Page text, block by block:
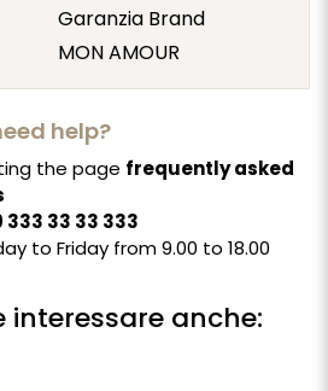
Garanzia Brand
MON AMOUR
help?
the page frequently asked
333 33 33 333
to Friday from 9.00 to 18.00
interessare anche: